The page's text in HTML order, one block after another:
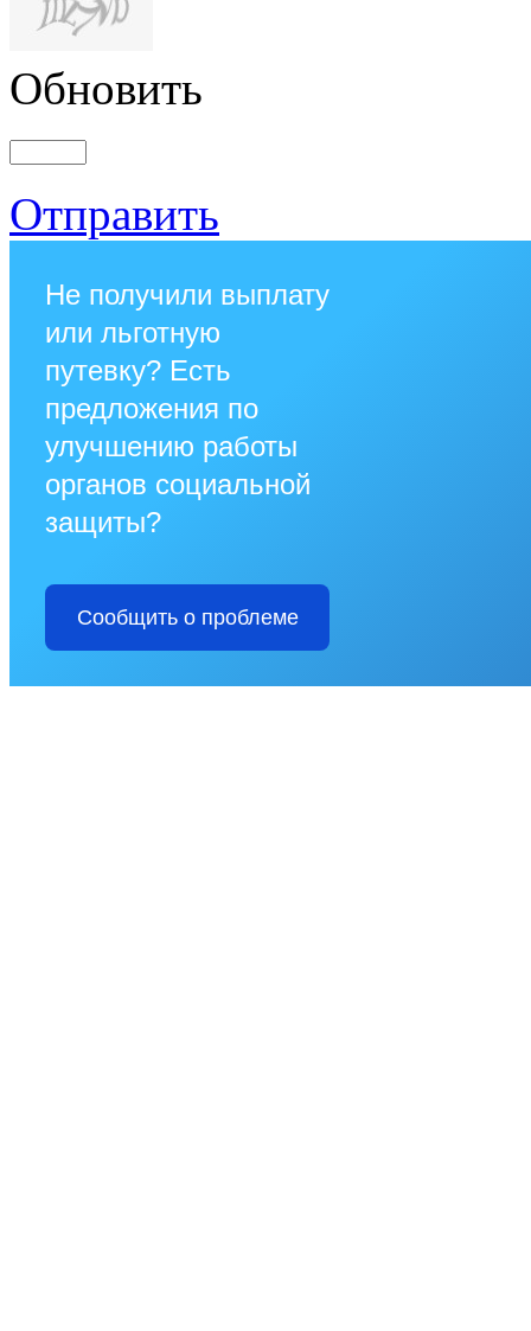
Обновить
Отправить
Не получили выплату
или льготную
путевку? Есть
предложения по
улучшению работы
органов социальной
защиты?
Сообщить о проблеме